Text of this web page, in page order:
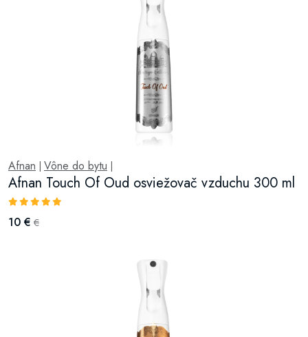
Afnan Vône do bytu
Afnan Touch Of Oud osviežovač vzduchu 300 ml
10 € €